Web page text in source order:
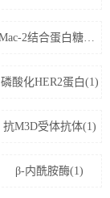
Mac-2结合蛋白糖基化异构体(1)
磷酸化HER2蛋白(1)
抗M3D受体抗体(1)
β-内酰胺酶(1)